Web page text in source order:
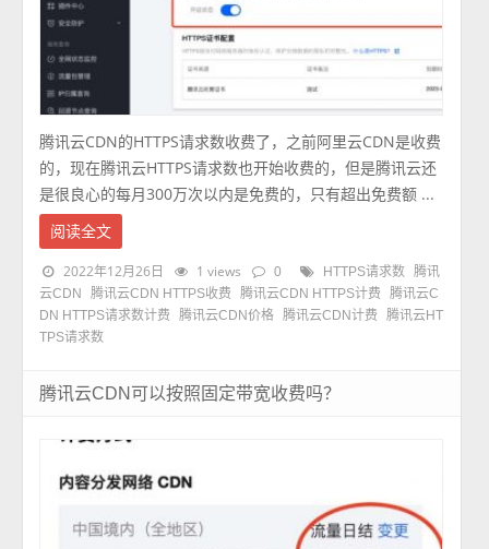
腾讯云CDN的HTTPS请求数收费了，之前阿里云CDN是收费
的，现在腾讯云HTTPS请求数也开始收费的，但是腾讯云还
是很良心的每月300万次以内是免费的，只有超出免费额 ...
阅读全文
2022年12月26日 1 views 0 HTTPS请求数
腾讯
云CDN
腾讯云CDN HTTPS收费 腾讯云CDN HTTPS计费
腾讯云C
DN HTTPS请求数计费
腾讯云CDN价格 腾讯云CDN计费
腾讯云HT
TPS请求数
腾讯云CDN可以按照固定带宽收费吗？